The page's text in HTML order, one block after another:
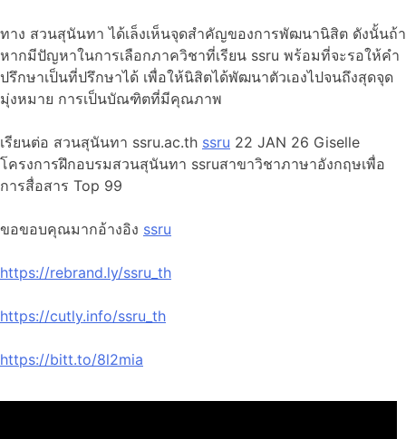
ทาง สวนสุนันทา ได้เล็งเห็นจุดสำคัญของการพัฒนานิสิต ดังนั้นถ้า
หากมีปัญหาในการเลือกภาควิชาที่เรียน ssru พร้อมที่จะรอให้คำ
ปรึกษาเป็นที่ปรึกษาได้ เพื่อให้นิสิตได้พัฒนาตัวเองไปจนถึงสุดจุด
มุ่งหมาย การเป็นบัณฑิตที่มีคุณภาพ
เรียนต่อ สวนสุนันทา ssru.ac.th ssru 22 JAN 26 Giselle
โครงการฝึกอบรมสวนสุนันทา ssruสาขาวิชาภาษาอังกฤษเพื่อ
การสื่อสาร Top 99
ขอขอบคุณมากอ้างอิง ssru
https://rebrand.ly/ssru_th
https://cutly.info/ssru_th
https://bitt.to/8l2mia